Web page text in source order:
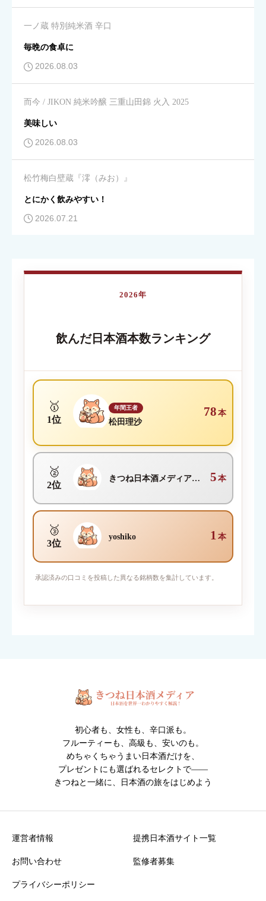
キレ 必須
星の数をお選びください
飲みやすさ 必須
星の数をお選びください
コスパ 必須
写真を添付
・投稿内容は運営確認後に公開されます
一ノ蔵 特別純米酒 辛口
毎晩の食卓に
2026.08.03
而今 / JIKON 純米吟醸 三重山田錦 火入 2025
美味しい
2026.08.03
松竹梅白壁蔵『澪（みお）』
とにかく飲みやすい！
2026.07.21
2026年
飲んだ日本酒本数ランキング
🥇
1位
年間王者
松田理沙
78 本
🥈
2位
きつね日本酒メディア編集部 5 本
🥉
3位
yoshiko 1 本
承認済みの口コミを投稿した異なる銘柄数を集計しています。
初心者も、女性も、辛口派も。
フルーティーも、高級も、安いのも。
めちゃくちゃうまい日本酒だけを、
プレゼントにも選ばれるセレクトで――
きつねと一緒に、日本酒の旅をはじめよう
運営者情報
お問い合わせ
プライバシーポリシー
提携日本酒サイト一覧
監修者募集